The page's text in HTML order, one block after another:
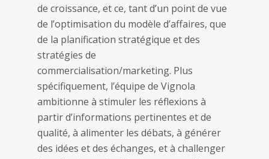
de croissance, et ce, tant d’un point de vue
de l’optimisation du modèle d’affaires, que
de la planification stratégique et des
stratégies de
commercialisation/marketing. Plus
spécifiquement, l’équipe de Vignola
ambitionne à stimuler les réflexions à
partir d’informations pertinentes et de
qualité, à alimenter les débats, à générer
des idées et des échanges, et à challenger